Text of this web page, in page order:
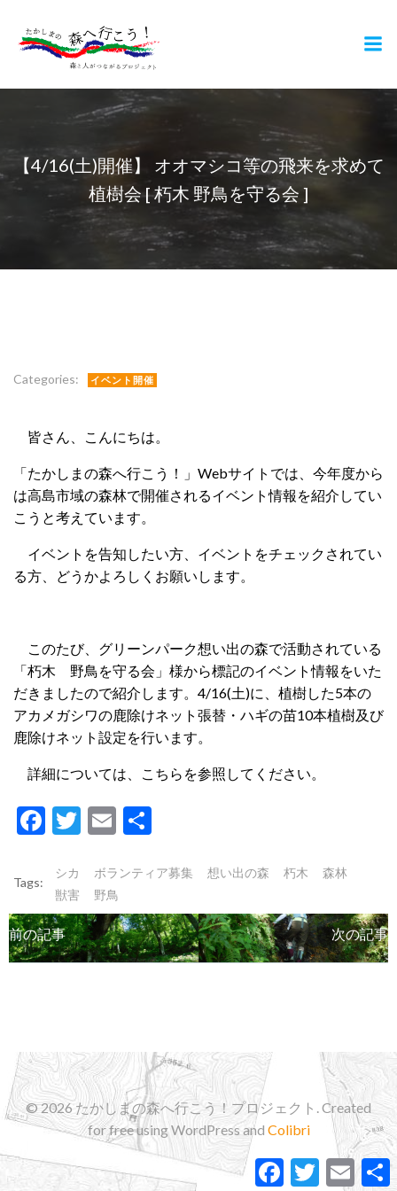
ツ
キ
ッ
プ
【4/16(土)開催】 オオマシコ等の飛来を求めて
植樹会 [ 朽木 野鳥を守る会 ]
Categories: イベント開催
皆さん、こんにちは。
「たかしまの森へ行こう！」Webサイトでは、今年度から
は高島市域の森林で開催されるイベント情報を紹介してい
こうと考えています。
イベントを告知したい方、イベントをチェックされてい
る方、どうかよろしくお願いします。
このたび、グリーンパーク想い出の森で活動されている
「朽木 野鳥を守る会 」様から標記のイベント情報をいた
だきましたので紹介します。4/16(土)に、植樹した5本の
アカメガシワの鹿除けネット張替・ハギの苗10本植樹及び
鹿除けネット設定を行います。
詳細については、 こちらを参照してください。
Facebook
Twitter
Email
Tags:
シカ ボランティア募集 想い出の森 朽木
森林
獣害
野鳥
Post
前の記事
Post
次の記事
© 2026 たかしまの森へ行こう！プロジェクト. Created
for free using WordPress and Colibri
FacebookTwitterEmail